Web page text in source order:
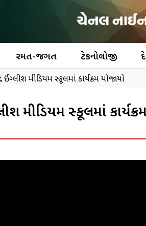
રમત-જગત ટેકનોલોજી
ઈંગ્લીશ મીડિયમ સ્કૂલમાં કાર્યક્રમ યોજાયો
મીડિયમ સ્કૂલમાં